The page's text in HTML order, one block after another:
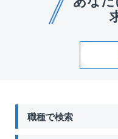
職種で検索